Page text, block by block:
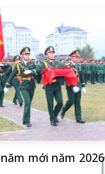
mới năm 2026